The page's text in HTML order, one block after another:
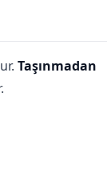
Taşınmadan